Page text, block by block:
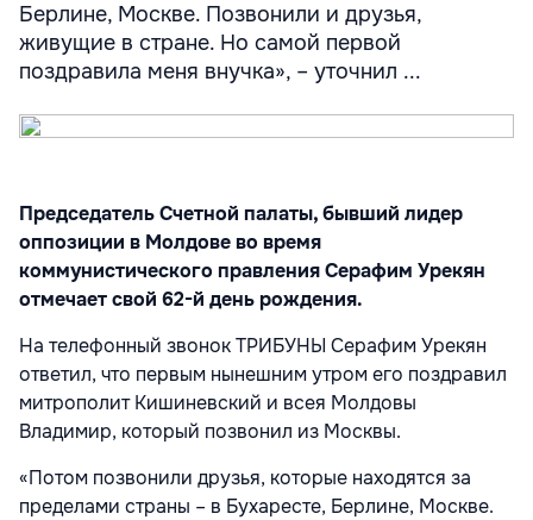
Берлине, Москве. Позвонили и друзья,
живущие в стране. Но самой первой
поздравила меня внучка», – уточнил ...
Председатель Счетной палаты, бывший лидер
оппозиции в Молдове во время
коммунистического правления Серафим Урекян
отмечает свой 62-й день рождения.
На телефонный звонок ТРИБУНЫ Серафим Урекян
ответил, что первым нынешним утром его поздравил
митрополит Кишиневский и всея Молдовы
Владимир, который позвонил из Москвы.
«Потом позвонили друзья, которые находятся за
пределами страны – в Бухаресте, Берлине, Москве.